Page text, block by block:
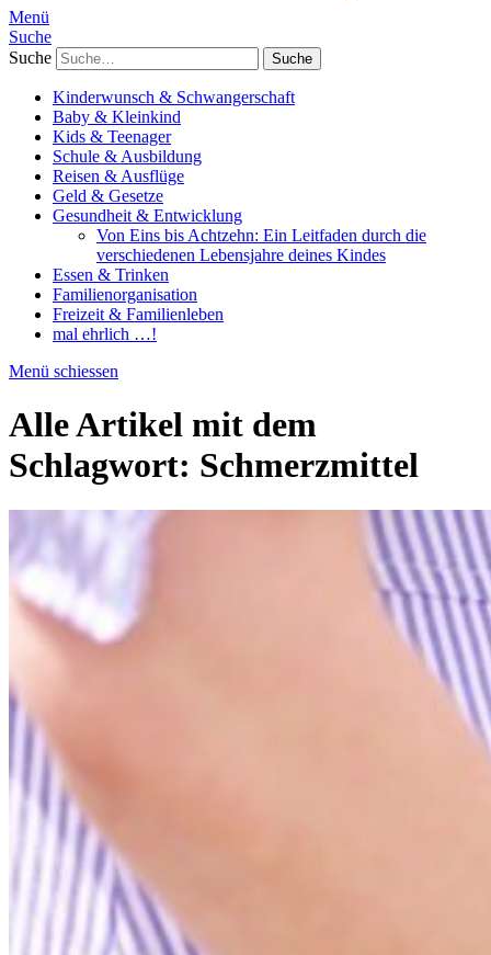
Menü
Suche
Suche
Kinderwunsch & Schwangerschaft
Baby & Kleinkind
Kids & Teenager
Schule & Ausbildung
Reisen & Ausflüge
Geld & Gesetze
Gesundheit & Entwicklung
Von Eins bis Achtzehn: Ein Leitfaden durch die
verschiedenen Lebensjahre deines Kindes
Essen & Trinken
Familienorganisation
Freizeit & Familienleben
mal ehrlich …!
Menü schiessen
Alle Artikel mit dem
Schlagwort: Schmerzmittel